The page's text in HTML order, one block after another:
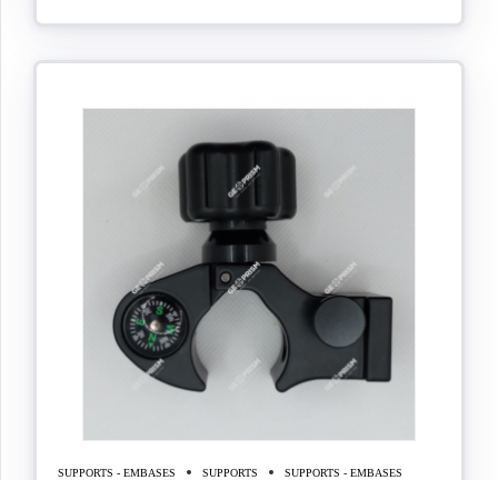
SUPPORTS - EMBASES SUPPORTS SUPPORTS - EMBASES